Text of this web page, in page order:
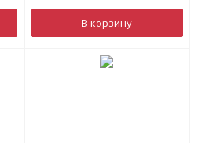
В корзину